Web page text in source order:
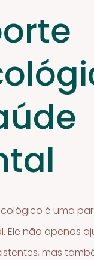
é uma
Ele não apenas
mas